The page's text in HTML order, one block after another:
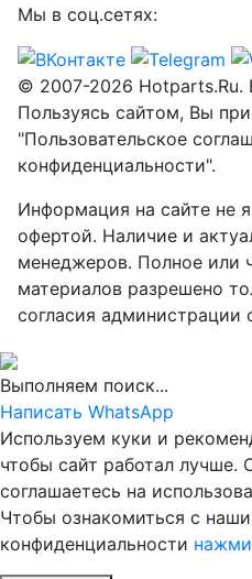
Мы в соц.сетях:
© 2007-2026 Hotparts.Ru.
Пользуясь сайтом, Вы
"Пользовательское
конфиденциальности".
Информация на сайте не
офертой. Наличие и
менеджеров. Полное или
материалов разрешено
согласия администрации
Выполняем поиск...
Написать WhatsApp
Используем куки и
чтобы сайт работал лучше.
соглашаетесь на
Чтобы ознакомиться с
конфиденциальности